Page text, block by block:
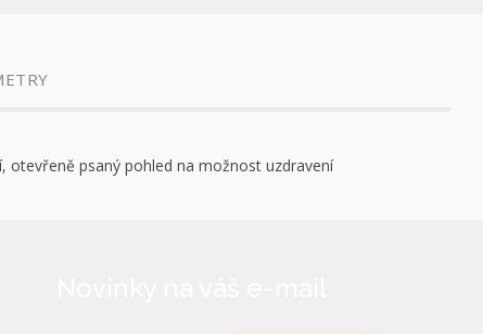
otevřeně psaný pohled na možnost uzdravení